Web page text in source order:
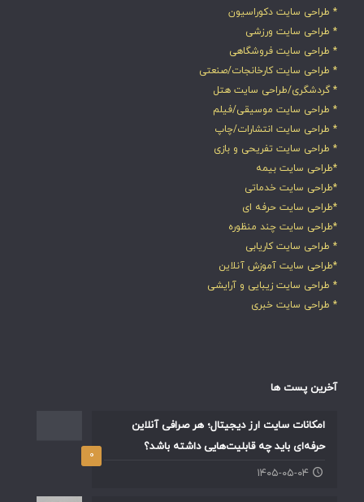
* طراحی سایت دکوراسیون
* طراحی سایت ورزشی
* طراحی سایت فروشگاهی
* طراحی سایت کارخانجات/صنعتی
* گردشگری/طراحی سایت هتل
* طراحی سایت موسیقی/فیلم
* طراحی سایت انتشارات/چاپ
* طراحی سایت تفریحی و بازی
*طراحی سایت بیمه
*طراحی سایت خدماتی
*طراحی سایت حرفه ای
*طراحی سایت چند منظوره
* طراحی سایت کاریابی
*طراحی سایت آموزش آنلاین
* طراحی سایت زیبایی و آرایشی
* طراحی سایت خبری
آخرین پست ها
۰
امکانات سایت ارز دیجیتال؛ هر صرافی آنلاین
حرفه‌ای باید چه قابلیت‌هایی داشته باشد؟
۱۴۰۵-۰۵-۰۴